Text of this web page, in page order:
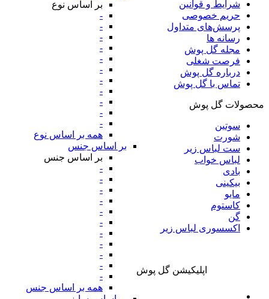
بر اساس نوع
-
-
-
-
-
-
-
-
-
-
-
همه بر اساس نوع
بر اساس جنس
بر اساس جنس
-
-
-
-
-
-
-
-
-
-
-
همه بر اساس جنس
شرایط و قوانین
حریم خصوصی
پرسش‌های متداول
رسانه ها
مجله گل پوش
فرصت شغلی
درباره گل پوش
تماس با گل پوش
محصولات گل پوش
سوتین
شورت
ست لباس زیر
لباس خواب
بادی
بیکینی
مایو
کاستوم
گن
اکسسوری لباس زیر
اپلیکیشن گل پوش